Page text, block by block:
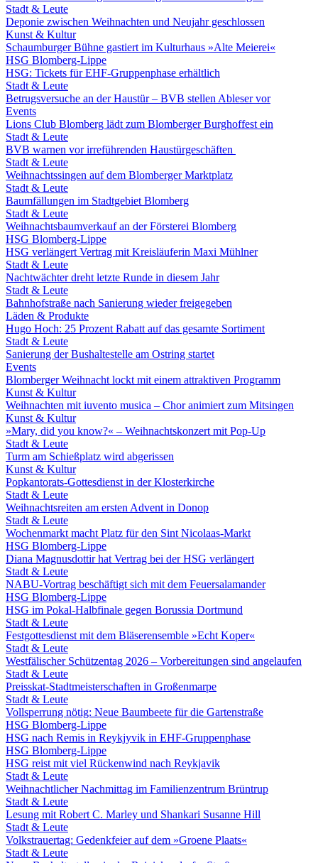
Stadt & Leute
Deponie zwischen Weihnachten und Neujahr geschlossen
Kunst & Kultur
Schaumburger Bühne gastiert im Kulturhaus »Alte Meierei«
HSG Blomberg-Lippe
HSG: Tickets für EHF-Gruppenphase erhältlich
Stadt & Leute
Betrugsversuche an der Haustür – BVB stellen Ableser vor
Events
Lions Club Blomberg lädt zum Blomberger Burghoffest ein
Stadt & Leute
BVB warnen vor irreführenden Haustürgeschäften
Stadt & Leute
Weihnachtssingen auf dem Blomberger Marktplatz
Stadt & Leute
Baumfällungen im Stadtgebiet Blomberg
Stadt & Leute
Weihnachtsbaumverkauf an der Försterei Blomberg
HSG Blomberg-Lippe
HSG verlängert Vertrag mit Kreisläuferin Maxi Mühlner
Stadt & Leute
Nachtwächter dreht letzte Runde in diesem Jahr
Stadt & Leute
Bahnhofstraße nach Sanierung wieder freigegeben
Läden & Produkte
Hugo Hoch: 25 Prozent Rabatt auf das gesamte Sortiment
Stadt & Leute
Sanierung der Bushaltestelle am Ostring startet
Events
Blomberger Weihnacht lockt mit einem attraktiven Programm
Kunst & Kultur
Weihnachten mit iuvento musica – Chor animiert zum Mitsingen
Kunst & Kultur
»Mary, did you know?« – Weihnachtskonzert mit Pop-Up
Stadt & Leute
Turm am Schießplatz wird abgerissen
Kunst & Kultur
Popkantorats-Gottesdienst in der Klosterkirche
Stadt & Leute
Weihnachtsreiten am ersten Advent in Donop
Stadt & Leute
Wochenmarkt macht Platz für den Sint Nicolaas-Markt
HSG Blomberg-Lippe
Diana Magnusdottir hat Vertrag bei der HSG verlängert
Stadt & Leute
NABU-Vortrag beschäftigt sich mit dem Feuersalamander
HSG Blomberg-Lippe
HSG im Pokal-Halbfinale gegen Borussia Dortmund
Stadt & Leute
Festgottesdienst mit dem Bläserensemble »Echt Koper«
Stadt & Leute
Westfälischer Schützentag 2026 – Vorbereitungen sind angelaufen
Stadt & Leute
Preisskat-Stadtmeisterschaften in Großenmarpe
Stadt & Leute
Vollsperrung nötig: Neue Baumbeete für die Gartenstraße
HSG Blomberg-Lippe
HSG nach Remis in Reykjyvik in EHF-Gruppenphase
HSG Blomberg-Lippe
HSG reist mit viel Rückenwind nach Reykjavik
Stadt & Leute
Weihnachtlicher Nachmittag im Familienzentrum Brüntrup
Stadt & Leute
Lesung mit Robert C. Marley und Shankari Susanne Hill
Stadt & Leute
Volkstrauertag: Gedenkfeier auf dem »Groene Plaats«
Stadt & Leute